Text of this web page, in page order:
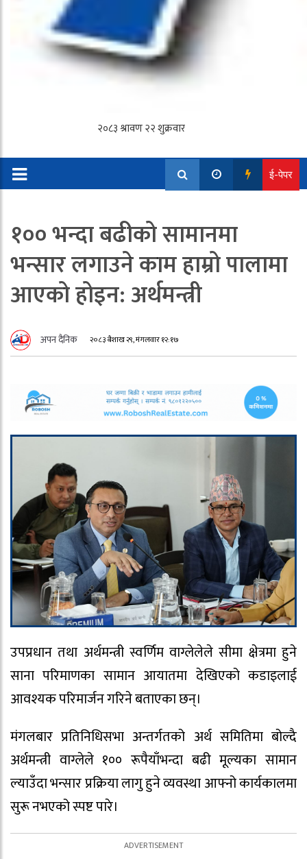
ई-पेपर
१०० भन्दा बढीको सामानमा
भन्सार लगाउने काम हाम्रो पालामा
आएको होइन: अर्थमन्त्री
अपन दैनिक २०८३ बैशाख २९, मंगलवार १२:१७
उपप्रधान तथा अर्थमन्त्री स्वर्णिम वाग्लेलेले सीमा क्षेत्रमा हुने
साना परिमाणका सामान आयातमा देखिएको कडाइलाई
आवश्यक परिमार्जन गरिने बताएका छन्।
मंगलबार प्रतिनिधिसभा अन्तर्गतको अर्थ समितिमा बोल्दै
अर्थमन्त्री वाग्लेले १०० रूपैयाँभन्दा बढी मूल्यका सामान
ल्याउँदा भन्सार प्रक्रिया लागु हुने व्यवस्था आफ्नो कार्यकालमा
सुरू नभएको स्पष्ट पारे।